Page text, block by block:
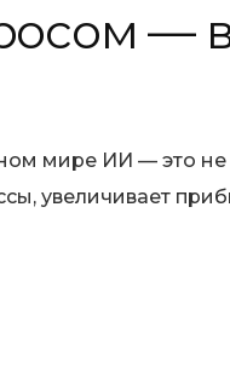
—
мире ИИ — это не
увеличивает